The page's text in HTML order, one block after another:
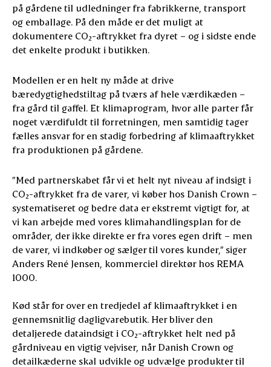
på gårdene til udledninger fra fabrikkerne, transport
og emballage. På den måde er det muligt at
dokumentere CO₂-aftrykket fra dyret – og i sidste ende
det enkelte produkt i butikken.
Modellen er en helt ny måde at drive
bæredygtighedstiltag på tværs af hele værdikæden –
fra gård til gaffel. Et klimaprogram, hvor alle parter får
noget værdifuldt til forretningen, men samtidig tager
fælles ansvar for en stadig forbedring af klimaaftrykket
fra produktionen på gårdene.
”Med partnerskabet får vi et helt nyt niveau af indsigt i
CO₂-aftrykket fra de varer, vi køber hos Danish Crown –
systematiseret og bedre data er ekstremt vigtigt for, at
vi kan arbejde med vores klimahandlingsplan for de
områder, der ikke direkte er fra vores egen drift – men
de varer, vi indkøber og sælger til vores kunder,” siger
Anders René Jensen, kommerciel direktør hos REMA
1000.
Kød står for over en tredjedel af klimaaftrykket i en
gennemsnitlig dagligvarebutik. Her bliver den
detaljerede dataindsigt i CO₂-aftrykket helt ned på
gårdniveau en vigtig vejviser, når Danish Crown og
detailkæderne skal udvikle og udvælge produkter til